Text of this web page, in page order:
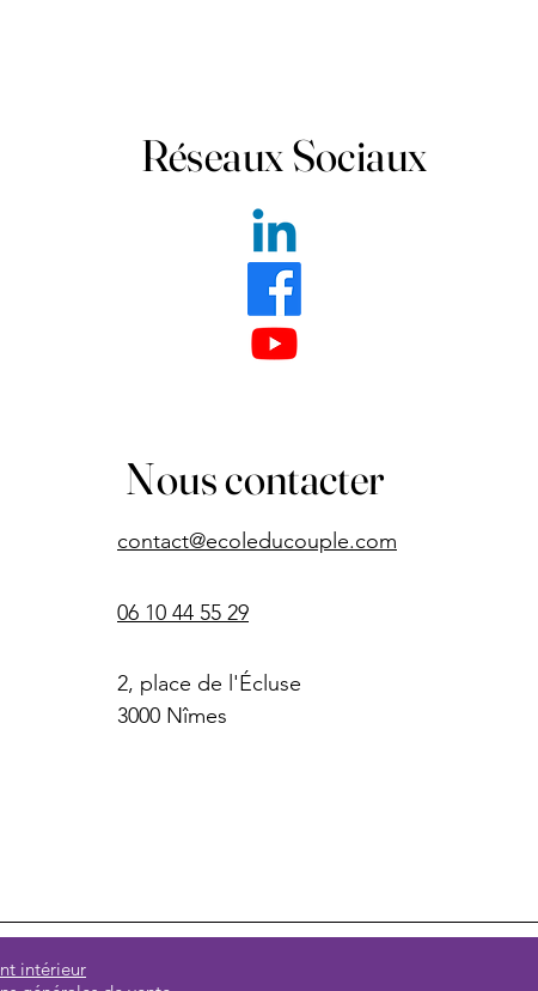
Réseaux Sociaux
Nous contacter
contact@ecoleducouple.com
06 10 44 55 29
2, place de l'Écluse
3000 Nîmes
intérieur